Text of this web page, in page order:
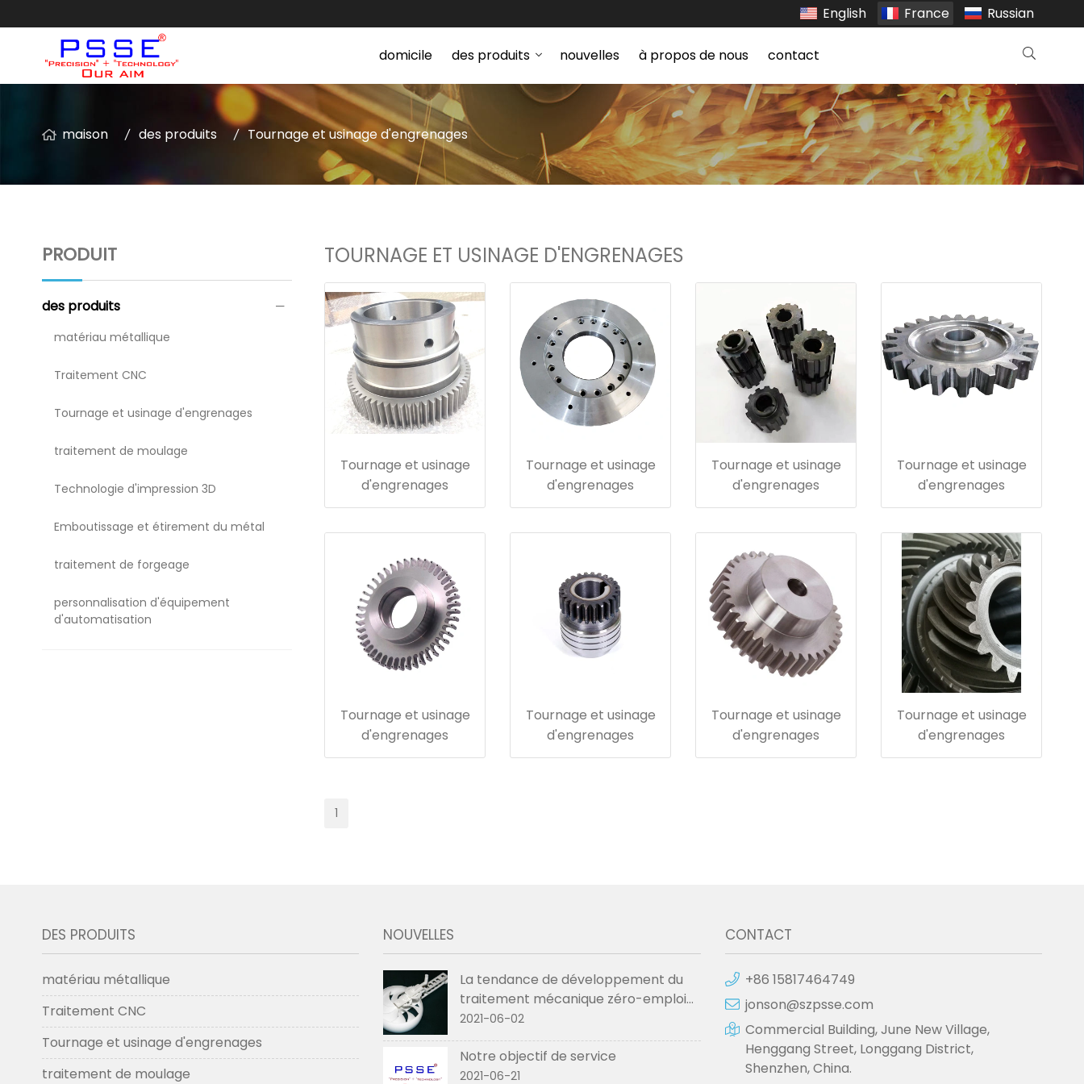
English France Russian
domicile des produits nouvelles à propos de nous contact
maison des produits Tournage et usinage d'engrenages
PRODUIT
des produits
matériau métallique
Traitement CNC
Tournage et usinage d'engrenages
traitement de moulage
Technologie d'impression 3D
Emboutissage et étirement du métal
traitement de forgeage
personnalisation d'équipement
d'automatisation
TOURNAGE ET USINAGE D'ENGRENAGES
Tournage et usinage
d'engrenages
Tournage et usinage
d'engrenages
Tournage et usinage
d'engrenages
Tournage et usinage
d'engrenages
Tournage et usinage
d'engrenages
Tournage et usinage
d'engrenages
Tournage et usinage
d'engrenages
Tournage et usinage
d'engrenages
1
DES PRODUITS
matériau métallique
Traitement CNC
Tournage et usinage d'engrenages
traitement de moulage
NOUVELLES
La tendance de développement du
traitement mécanique zéro-emploi
en 2021
2021-06-02
Notre objectif de service
2021-06-21
CONTACT
+86 15817464749
jonson@szpsse.com
Commercial Building, June New Village,
Henggang Street, Longgang District,
Shenzhen, China.